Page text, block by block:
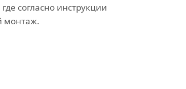
согласно инструкции
монтаж.